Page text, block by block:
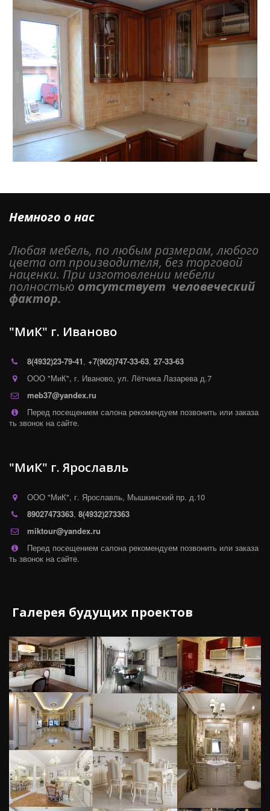
Немного о нас
Любая мебель, по любым размерам, любого
цвета от производителя, без торговой
наценки. При изготовлении мебели
полностью отсутствует  человеческий
фактор.
"МиК" г. Иваново
8(4932)23-79-41, +7(902)747-33-63, 27-33-63
ООО "МиК", г. Иваново, ул. Лётчика Лазарева д.7
meb37@yandex.ru
Перед посещением салона рекомендуем позвонить или заказа
ть звонок на сайте.
"МиК" г. Ярославль
ООО "МиК", г. Ярославль, Мышкинский пр. д.10
89027473363, 8(4932)273363
miktour@yandex.ru
Перед посещением салона рекомендуем позвонить или заказа
ть звонок на сайте.
Галерея будущих проектов